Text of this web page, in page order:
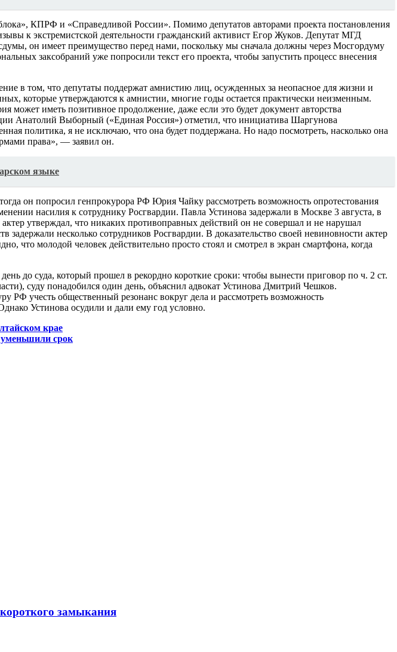
КПРФ и «Справедливой России». Помимо депутатов авторами проекта постановления
к экстремистской деятельности гражданский активист Егор Жуков. Депутат МГД
он имеет преимущество перед нами, поскольку мы сначала должны через Мосгордуму
заксобраний уже попросили текст его проекта, чтобы запустить процесс внесения
в том, что депутаты поддержат амнистию лиц, осужденных за неопасное для жизни и
которые утверждаются к амнистии, многие годы остается практически неизменным.
может иметь позитивное продолжение, даже если это будет документ авторства
Анатолий Выборный («Единая Россия») отметил, что инициатива Шаргунова
политика, я не исключаю, что она будет поддержана. Но надо посмотреть, насколько она
права», — заявил он.
языке
он попросил генпрокурора РФ Юрия Чайку рассмотреть возможность опротестования
насилия к сотруднику Росгвардии. Павла Устинова задержали в Москве 3 августа, в
утверждал, что никаких противоправных действий он не совершал и не нарушал
несколько сотрудников Росгвардии. В доказательство своей невиновности актер
что молодой человек действительно просто стоял и смотрел в экран смартфона, когда
до суда, который прошел в рекордно короткие сроки: чтобы вынести приговор по ч. 2 ст.
суду понадобился один день, объяснил адвокат Устинова Дмитрий Чешков.
РФ учесть общественный резонанс вокруг дела и рассмотреть возможность
Устинова осудили и дали ему год условно.
крае
срок
замыкания